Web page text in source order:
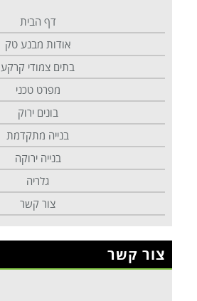
דף הבית
אודות מבנע טק
בתים צמודי קרקע
מפרט טכני
בונים ירוק
בנייה מתקדמת
בנייה ירוקה
גלריה
צור קשר
צור קשר